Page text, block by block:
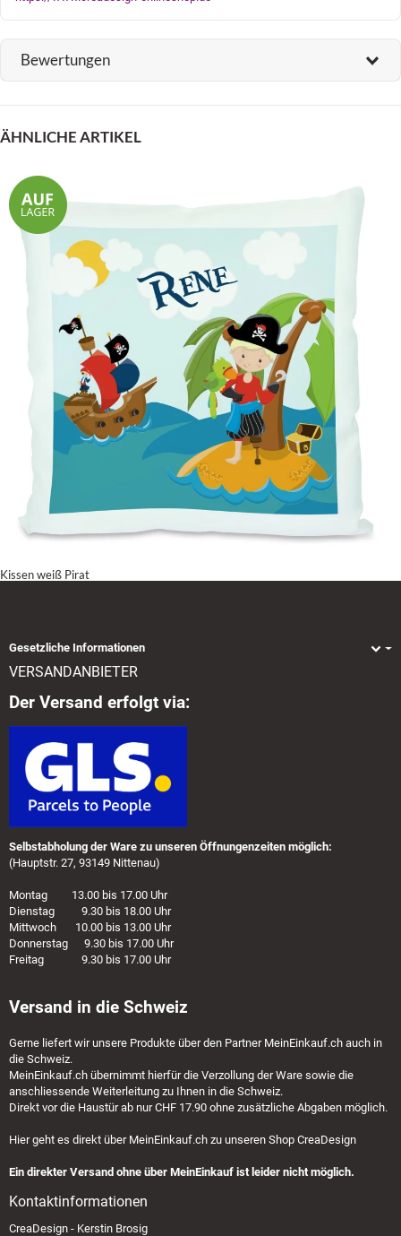
Bewertungen
ÄHNLICHE ARTIKEL
Kissen weiß Pirat
Gesetzliche Informationen
VERSANDANBIETER
Der Versand erfolgt via:
Selbstabholung der Ware zu unseren Öffnungenzeiten möglich:
(Hauptstr. 27, 93149 Nittenau)
Montag 13.00 bis 17.00 Uhr
Dienstag 9.30 bis 18.00 Uhr
Mittwoch 10.00 bis 13.00 Uhr
Donnerstag 9.30 bis 17.00 Uhr
Freitag 9.30 bis 17.00 Uhr
Versand in die Schweiz
Gerne liefert wir unsere Produkte über den Partner MeinEinkauf.ch auch in
die Schweiz.
MeinEinkauf.ch übernimmt hierfür die Verzollung der Ware sowie die
anschliessende Weiterleitung zu Ihnen in die Schweiz.
Direkt vor die Haustür ab nur CHF 17.90 ohne zusätzliche Abgaben möglich.
Hier geht es direkt über MeinEinkauf.ch zu unseren Shop CreaDesign
Ein direkter Versand ohne über MeinEinkauf ist leider nicht möglich.
Kontaktinformationen
CreaDesign - Kerstin Brosig